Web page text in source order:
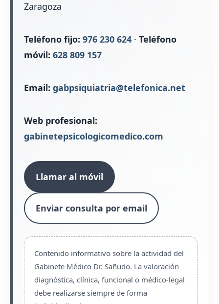
Zaragoza
Teléfono fijo: 976 230 624 · Teléfono
móvil: 628 809 157
Email: gabpsiquiatria@telefonica.net
Web profesional:
gabinetepsicologicomedico.com
Llamar al móvil
Enviar consulta por email
Contenido informativo sobre la actividad del
Gabinete Médico Dr. Sañudo. La valoración
diagnóstica, clínica, funcional o médico-legal
debe realizarse siempre de forma